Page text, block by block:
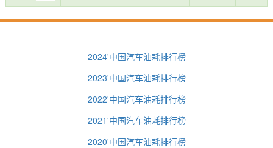
2024'中国汽车油耗排行榜
2023'中国汽车油耗排行榜
2022'中国汽车油耗排行榜
2021'中国汽车油耗排行榜
2020'中国汽车油耗排行榜